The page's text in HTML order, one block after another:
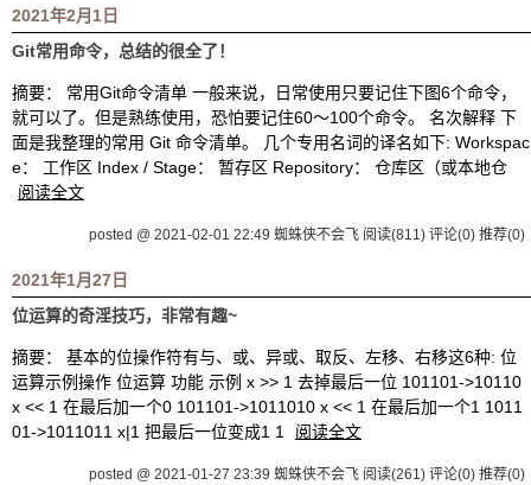
2021年2月1日
Git常用命令，总结的很全了！
摘要： 常用Git命令清单 一般来说，日常使用只要记住下图6个命令，
就可以了。但是熟练使用，恐怕要记住60～100个命令。 名次解释 下
面是我整理的常用 Git 命令清单。 几个专用名词的译名如下: Workspac
e： 工作区 Index / Stage： 暂存区 Repository： 仓库区（或本地仓
阅读全文
posted @ 2021-02-01 22:49 蜘蛛侠不会飞 阅读(811) 评论(0) 推荐(0)
2021年1月27日
位运算的奇淫技巧，非常有趣~
摘要： 基本的位操作符有与、或、异或、取反、左移、右移这6种: 位
运算示例操作 位运算 功能 示例 x >> 1 去掉最后一位 101101->10110
x << 1 在最后加一个0 101101->1011010 x << 1 在最后加一个1 1011
01->1011011 x|1 把最后一位变成1 1
阅读全文
posted @ 2021-01-27 23:39 蜘蛛侠不会飞 阅读(261) 评论(0) 推荐(0)